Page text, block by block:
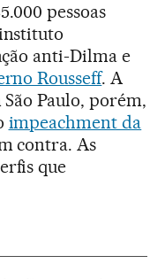
pessoas
anti-Dilma e
Rousseff. A
Paulo, porém,
impeachment da
contra. As
que